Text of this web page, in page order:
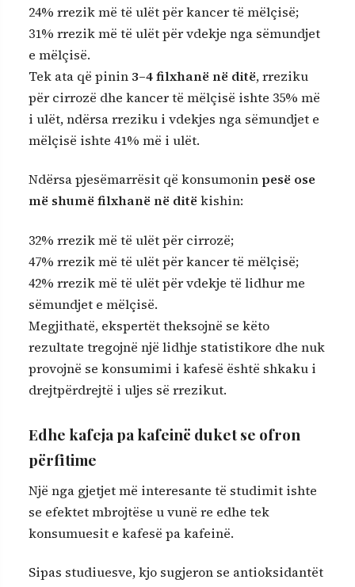
24% rrezik më të ulët për kancer të mëlçisë;
31% rrezik më të ulët për vdekje nga sëmundjet
e mëlçisë.
Tek ata që pinin3–4 filxhanë në ditë, rreziku
për cirrozë dhe kancer të mëlçisë ishte 35% më
i ulët, ndërsa rreziku i vdekjes nga sëmundjet e
mëlçisë ishte 41% më i ulët.
Ndërsa pjesëmarrësit që konsumonin pesë ose
më shumë filxhanë në ditëkishin:
32% rrezik më të ulët për cirrozë;
47% rrezik më të ulët për kancer të mëlçisë;
42% rrezik më të ulët për vdekje të lidhur me
sëmundjet e mëlçisë.
Megjithatë, ekspertët theksojnë se këto
rezultate tregojnë një lidhje statistikore dhe nuk
provojnë se konsumimi i kafesë është shkaku i
drejtpërdrejtë i uljes së rrezikut.
Edhe kafeja pa kafeinë duket se ofron
përfitime
Një nga gjetjet më interesante të studimit ishte
se efektet mbrojtëse u vunë re edhe tek
konsumuesit e kafesë pa kafeinë.
Sipas studiuesve, kjo sugjeron se antioksidantët